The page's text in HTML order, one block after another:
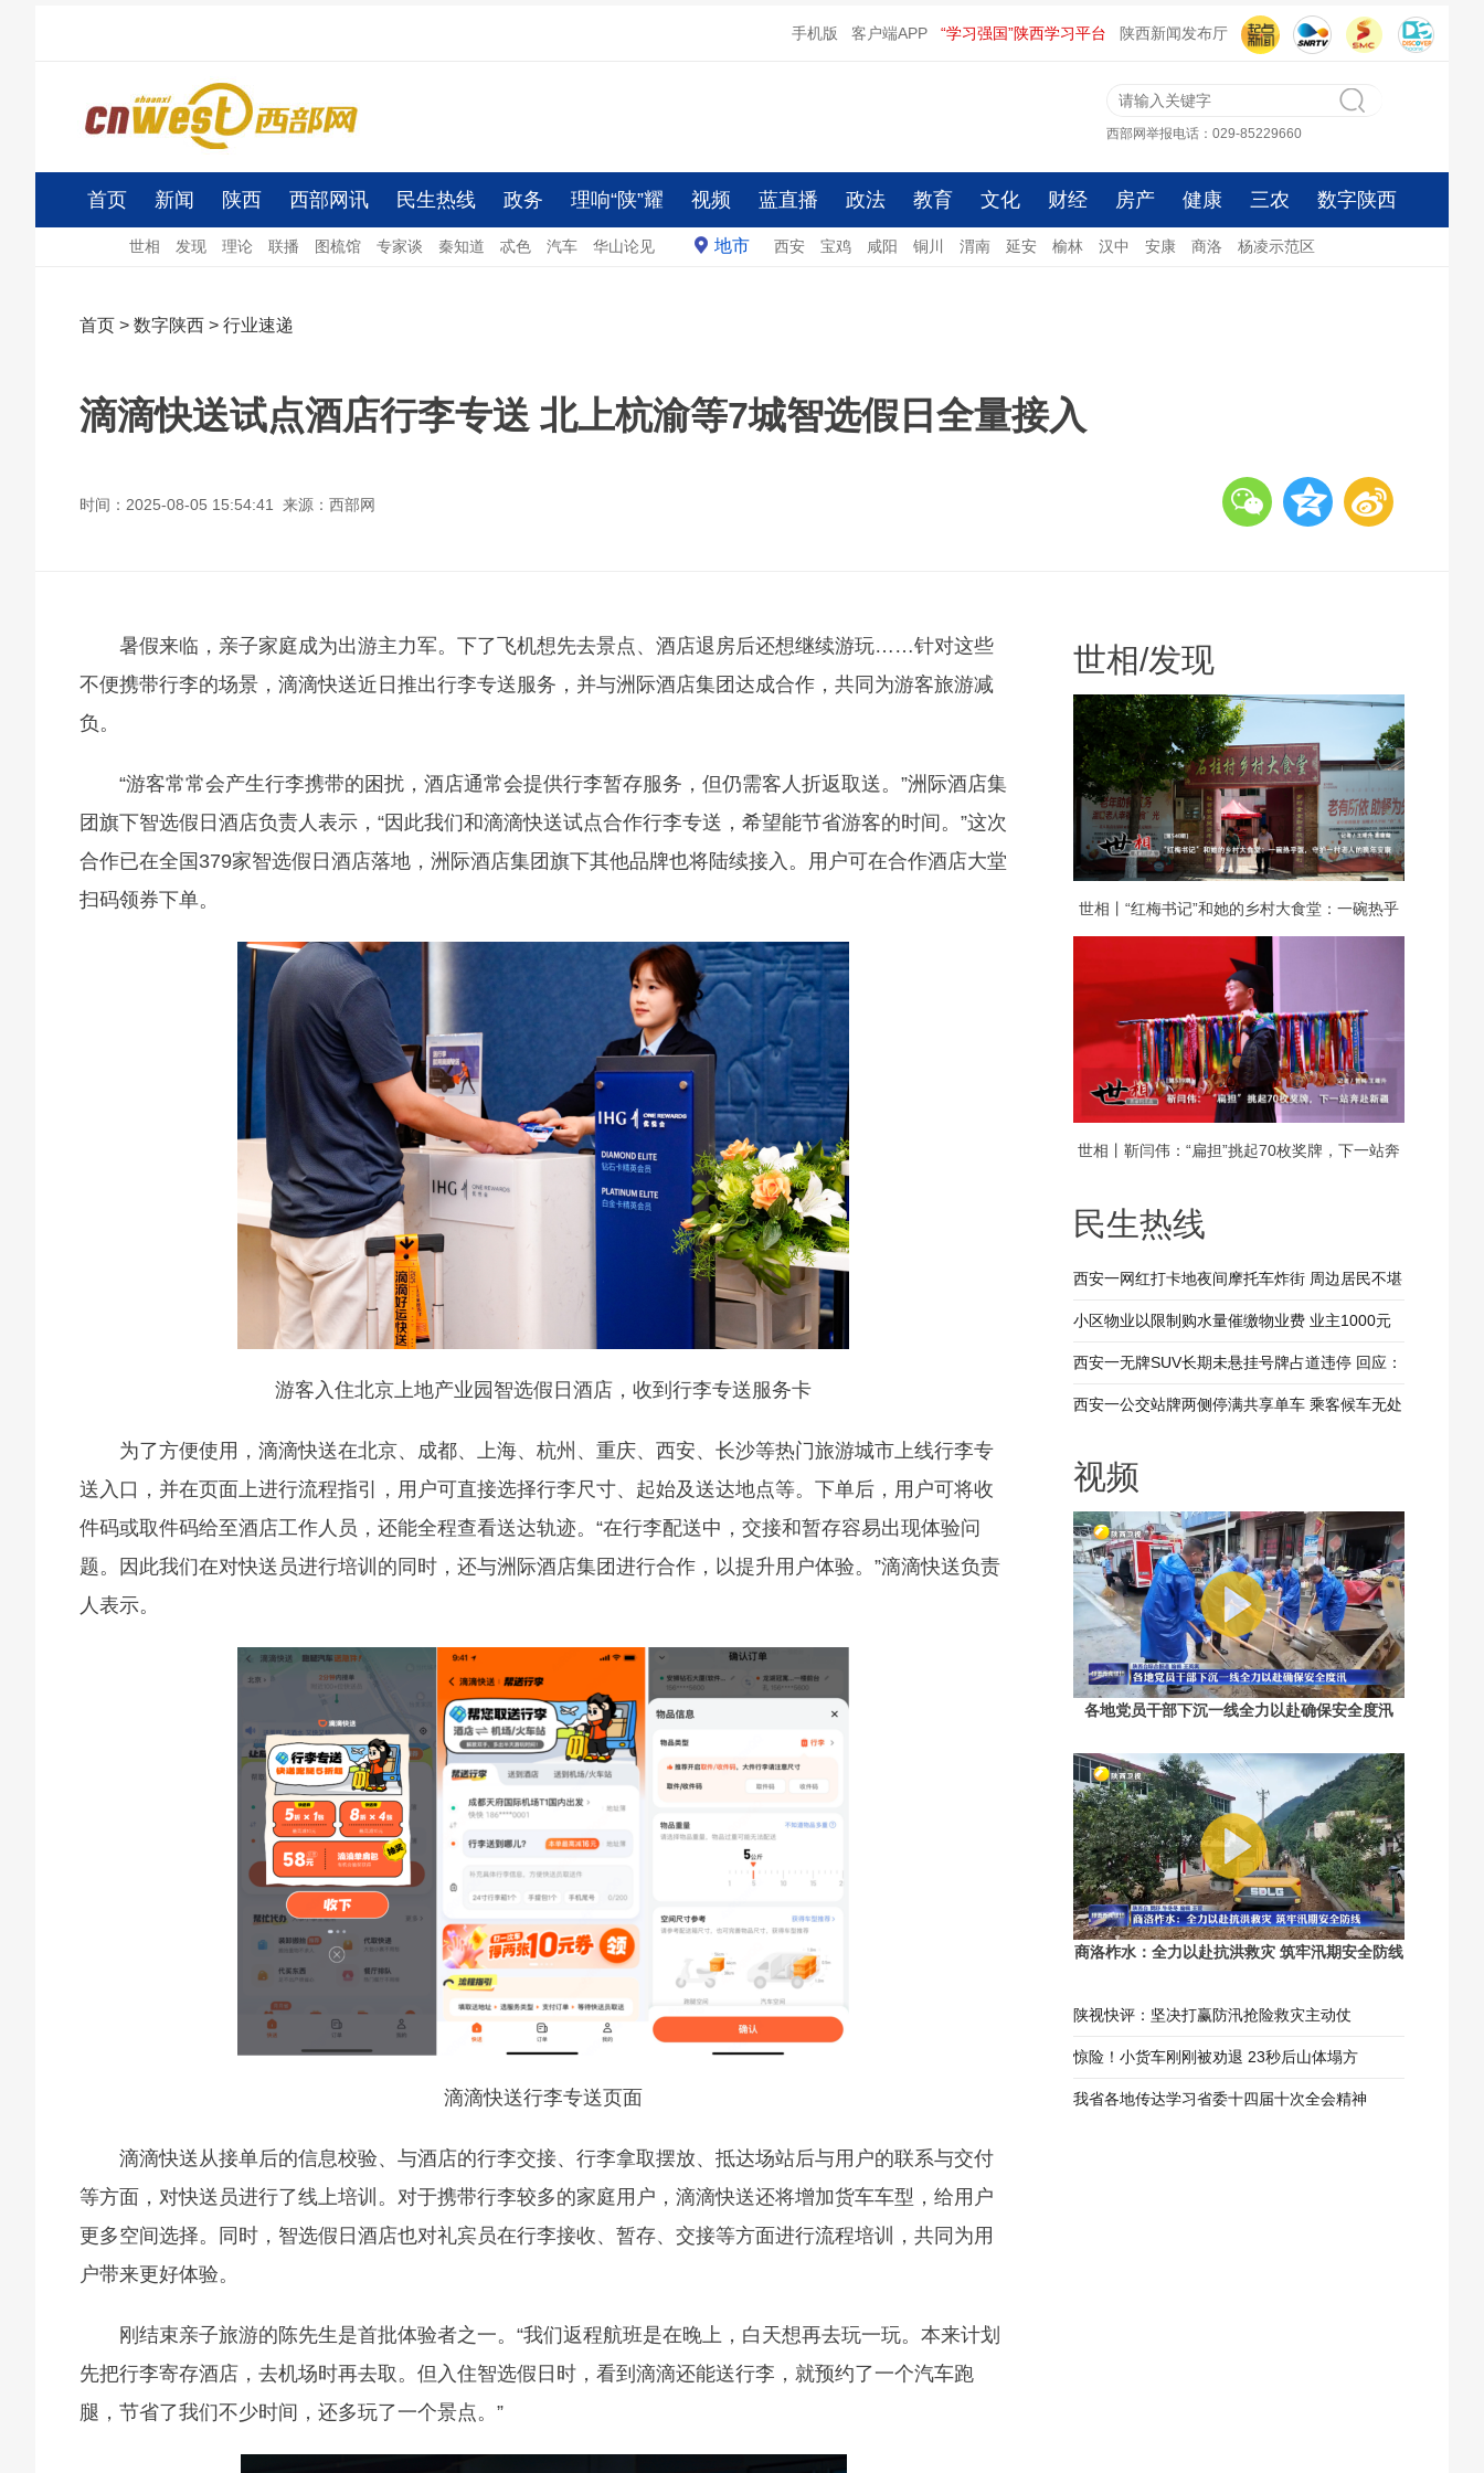
手机版 客户端APP “学习强国”陕西学习平台 陕西新闻发布厅
西部网举报电话：029-85229660
首页 新闻 陕西 西部网讯 民生热线 政务 理响“陕”耀 视频 蓝直播 政法 教育 文化 财经 房产 健康 三农 数字陕西
世相 发现 理论 联播 图梳馆 专家谈 秦知道 忒色 汽车 华山论见 地市 西安 宝鸡 咸阳 铜川 渭南 延安 榆林 汉中 安康 商洛 杨凌示范区
首页 > 数字陕西 > 行业速递
滴滴快送试点酒店行李专送 北上杭渝等7城智选假日全量接入
时间：2025-08-05 15:54:41 来源：西部网
暑假来临，亲子家庭成为出游主力军。下了飞机想先去景点、酒店退房后还想继续游玩……针对这些
不便携带行李的场景，滴滴快送近日推出行李专送服务，并与洲际酒店集团达成合作，共同为游客旅游减
负。
“游客常常会产生行李携带的困扰，酒店通常会提供行李暂存服务，但仍需客人折返取送。”洲际酒店集
团旗下智选假日酒店负责人表示，“因此我们和滴滴快送试点合作行李专送，希望能节省游客的时间。”这次
合作已在全国379家智选假日酒店落地，洲际酒店集团旗下其他品牌也将陆续接入。用户可在合作酒店大堂
扫码领券下单。
游客入住北京上地产业园智选假日酒店，收到行李专送服务卡
为了方便使用，滴滴快送在北京、成都、上海、杭州、重庆、西安、长沙等热门旅游城市上线行李专
送入口，并在页面上进行流程指引，用户可直接选择行李尺寸、起始及送达地点等。下单后，用户可将收
件码或取件码给至酒店工作人员，还能全程查看送达轨迹。“在行李配送中，交接和暂存容易出现体验问
题。因此我们在对快送员进行培训的同时，还与洲际酒店集团进行合作，以提升用户体验。”滴滴快送负责
人表示。
滴滴快送行李专送页面
滴滴快送从接单后的信息校验、与酒店的行李交接、行李拿取摆放、抵达场站后与用户的联系与交付
等方面，对快送员进行了线上培训。对于携带行李较多的家庭用户，滴滴快送还将增加货车车型，给用户
更多空间选择。同时，智选假日酒店也对礼宾员在行李接收、暂存、交接等方面进行流程培训，共同为用
户带来更好体验。
刚结束亲子旅游的陈先生是首批体验者之一。“我们返程航班是在晚上，白天想再去玩一玩。本来计划
先把行李寄存酒店，去机场时再去取。但入住智选假日时，看到滴滴还能送行李，就预约了一个汽车跑
腿，节省了我们不少时间，还多玩了一个景点。”
世相/发现
世相丨“红梅书记”和她的乡村大食堂：一碗热乎
饭，守护一村老人的晚年安康
世相丨靳闫伟：“扁担”挑起70枚奖牌，下一站奔
民生热线
西安一网红打卡地夜间摩托车炸街 周边居民不堪
其扰 回应：将持续开展专项整治行动
小区物业以限制购水量催缴物业费 业主1000元
装修押金抵扣物业费 兴平市住建局：已责令物业
整改
西安一无牌SUV长期未悬挂号牌占道违停 回应：
驾驶人被记9分罚款200元
西安一公交站牌两侧停满共享单车 乘客候车无处
视频
各地党员干部下沉一线全力以赴确保安全度汛
商洛柞水：全力以赴抗洪救灾 筑牢汛期安全防线
陕视快评：坚决打赢防汛抢险救灾主动仗
惊险！小货车刚刚被劝退 23秒后山体塌方
我省各地传达学习省委十四届十次全会精神